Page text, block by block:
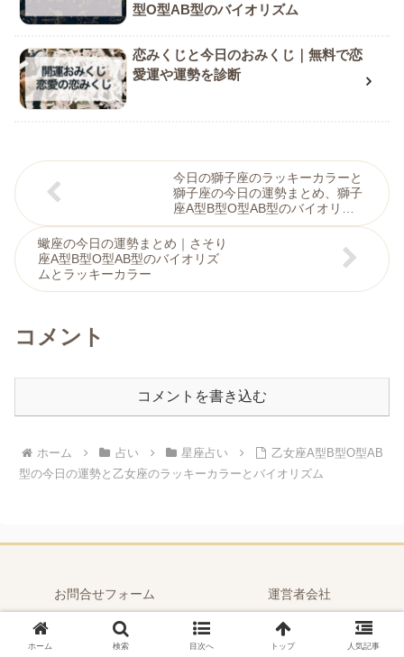
型O型AB型のバイオリズム
恋みくじと今日のおみくじ｜無料で恋
愛運や運勢を診断
今日の獅子座のラッキーカラーと
獅子座の今日の運勢まとめ、獅子
座A型B型O型AB型のバイオリズ
ム
蠍座の今日の運勢まとめ｜さそり
座A型B型O型AB型のバイオリズ
ムとラッキーカラー
コメント
コメントを書き込む
ホーム 占い 星座占い
乙女座A型B型O型AB
型の今日の運勢と乙女座のラッキーカラーとバイオリズム
お問合せフォーム
運営者会社
プライバシーポリシー
Copyright © 2022-2026 占いおまじないスピリチュアル吉日風水 All
ホーム 検索 目次へ トップ 人気記事